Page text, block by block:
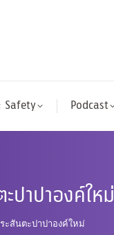
Safety Podcast
ปาปาองค์ใหม่
ะสันตะปาปาองค์ใหม่